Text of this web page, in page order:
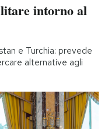
intorno al
e Turchia: prevede
alternative agli